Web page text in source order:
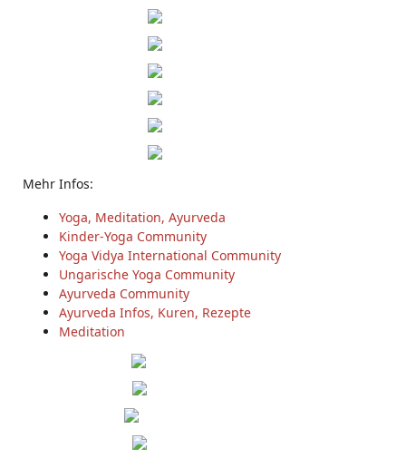
Mehr Infos:
Yoga, Meditation, Ayurveda
Kinder-Yoga Community
Yoga Vidya International Community
Ungarische Yoga Community
Ayurveda Community
Ayurveda Infos, Kuren, Rezepte
Meditation